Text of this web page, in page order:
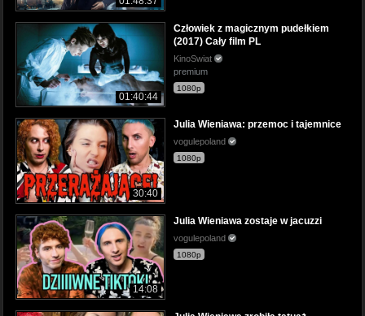
01:40:44
Człowiek z magicznym pudełkiem
(2017) Cały film PL
KinoSwiat
premium
1080p
30:40
Julia Wieniawa: przemoc i tajemnice
vogulepoland
1080p
14:08
Julia Wieniawa zostaje w jacuzzi
vogulepoland
1080p